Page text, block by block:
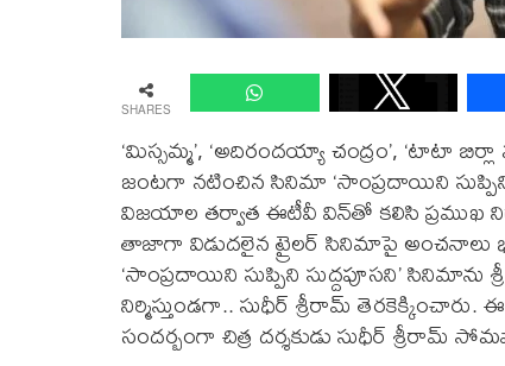
SHARES
‘మిస్సమ్మ’, ‘అదిరందయ్యా చంద్రం’, ‘టాటా
జంటగా నటించిన సినిమా ‘సాంప్రదాయిని సుప్పిని
విజయాల తర్వాత ఈటీవీ విన్‌తో కలిసి ప్రముఖ
తాజాగా విడుదలైన ట్రైలర్ సినిమాపై అంచనాలు
‘సాంప్రదాయిని సుప్పిని సుద్దపూసని’
నిర్మిస్తుండగా.. సుధీర్ శ్రీరామ్
సందర్బంగా చిత్ర దర్శకుడు సుధీర్‌